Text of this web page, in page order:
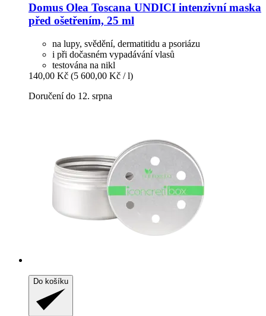
Domus Olea Toscana UNDICI intenzivní maska
před ošetřením, 25 ml
na lupy, svědění, dermatitidu a psoriázu
i při dočasném vypadávání vlasů
testována na nikl
140,00 Kč (5 600,00 Kč / l)
Doručení do 12. srpna
Do košíku